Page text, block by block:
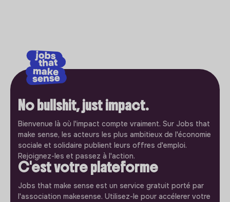
No bullshit, just impact.
Bienvenue là où l'impact compte vraiment. Sur Jobs that
make sense, les acteurs les plus ambitieux de l'économie
sociale et solidaire publient leurs offres d'emploi.
Rejoignez-les et passez à l'action.
C'est votre plateforme
Jobs that make sense est un service gratuit porté par
l'association makesense. Utilisez-le pour accélerer votre